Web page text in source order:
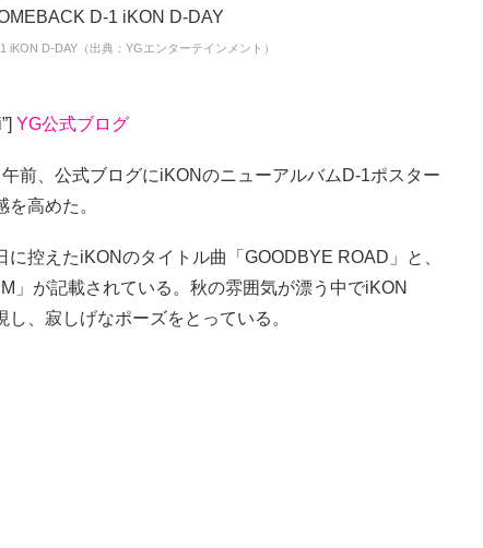
iKON D-DAY（出典：YGエンターテインメント）
YG公式ブログ
前、公式ブログにiKONのニューアルバムD-1ポスター
高めた。
控えたiKONのタイトル曲「GOODBYE ROAD」と、
」が記載されている。秋の雰囲気が漂う中でiKON
、寂しげなポーズをとっている。